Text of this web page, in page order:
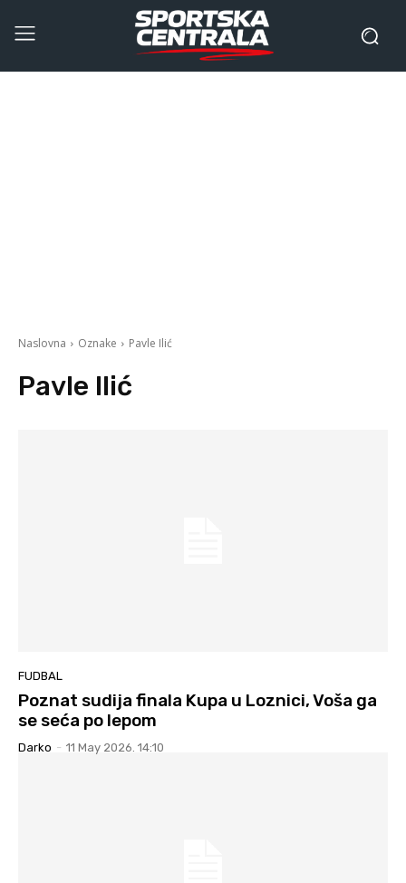
Naslovna Oznake Pavle Ilić
Pavle Ilić
FUDBAL
Poznat sudija finala Kupa u Loznici, Voša ga
se seća po lepom
Darko - 11 May 2026. 14:10